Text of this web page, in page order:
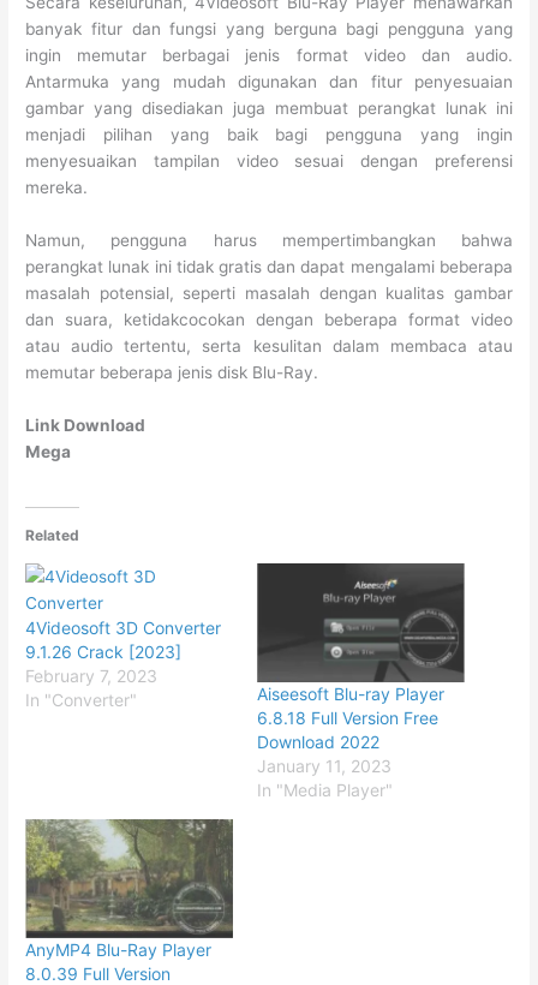
banyak fitur dan fungsi yang berguna bagi pengguna yang
ingin memutar berbagai jenis format video dan audio.
Antarmuka yang mudah digunakan dan fitur penyesuaian
gambar yang disediakan juga membuat perangkat lunak ini
menjadi pilihan yang baik bagi pengguna yang ingin
menyesuaikan tampilan video sesuai dengan preferensi
mereka.
Namun, pengguna harus mempertimbangkan bahwa
perangkat lunak ini tidak gratis dan dapat mengalami beberapa
masalah potensial, seperti masalah dengan kualitas gambar
dan suara, ketidakcocokan dengan beberapa format video
atau audio tertentu, serta kesulitan dalam membaca atau
memutar beberapa jenis disk Blu-Ray.
Link Download
Mega
Related
4Videosoft 3D Converter
9.1.26 Crack [2023]
February 7, 2023
In "Converter"
Aiseesoft Blu-ray Player
6.8.18 Full Version Free
Download 2022
January 11, 2023
In "Media Player"
AnyMP4 Blu-Ray Player
8.0.39 Full Version